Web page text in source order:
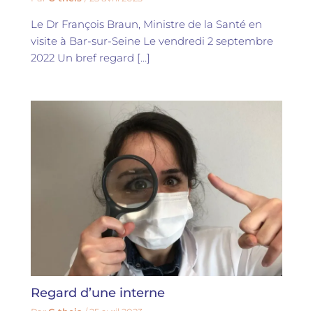
Le Dr François Braun, Ministre de la Santé en
visite à Bar-sur-Seine Le vendredi 2 septembre
2022 Un bref regard […]
Regard d’une interne